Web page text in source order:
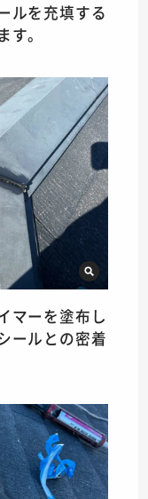
ルを充填する
。
マーを塗布し
ールとの密着